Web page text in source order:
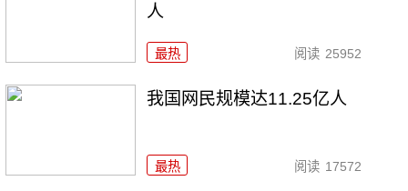
人
最热 阅读 25952
我国网民规模达11.25亿人
最热 阅读 17572